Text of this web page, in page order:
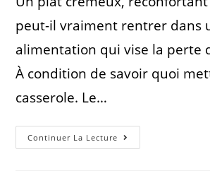
peut-il vraiment rentrer dans
alimentation qui vise la perte
À condition de savoir quoi
casserole. Le…
Continuer La Lecture